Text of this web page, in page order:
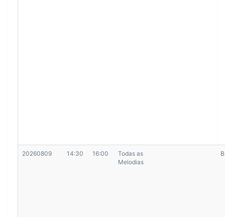
20260809 14:30 16:00
Todas as
Melodias